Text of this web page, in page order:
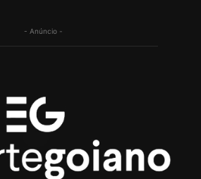
- Anúncio -